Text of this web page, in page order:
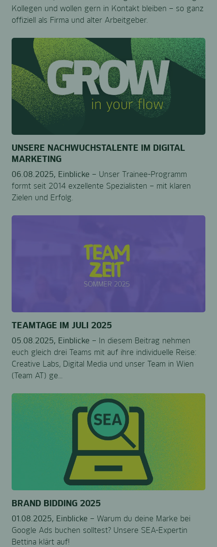
Kollegen und wollen gern in Kontakt bleiben – so ganz
offiziell als Firma und alter Arbeitgeber.
UNSERE NACHWUCHSTALENTE IM DIGITAL
MARKETING
06.08.2025, Einblicke – Unser Trainee-Programm
formt seit 2014 exzellente Spezialisten – mit klaren
Zielen und Erfolg.
TEAMTAGE IM JULI 2025
05.08.2025, Einblicke – In diesem Beitrag nehmen
euch gleich drei Teams mit auf ihre individuelle Reise:
Creative Labs, Digital Media und unser Team in Wien
(Team AT) ge...
BRAND BIDDING 2025
01.08.2025, Einblicke – Warum du deine Marke bei
Google Ads buchen solltest? Unsere SEA-Expertin
Bettina klärt auf!